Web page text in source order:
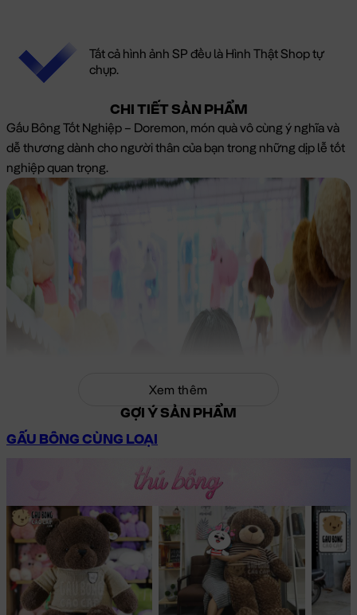
Tất cả hình ảnh SP đều là Hình Thật Shop tự
chụp.
CHI TIẾT SẢN PHẨM
Gấu Bông Tốt Nghiệp – Doremon, món quà vô cùng ý nghĩa và
dễ thương dành cho người thân của bạn trong những dịp lễ tốt
nghiệp quan trọng.
Xem thêm
GỢI Ý SẢN PHẨM
GẤU BÔNG CÙNG LOẠI